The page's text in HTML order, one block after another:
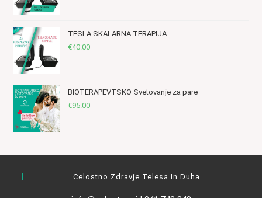
bila:
€50.00.
TESLA SKALARNA TERAPIJA
€40.00
BIOTERAPEVTSKO Svetovanje za pare
€95.00
Celostno Zdravje Telesa In Duha